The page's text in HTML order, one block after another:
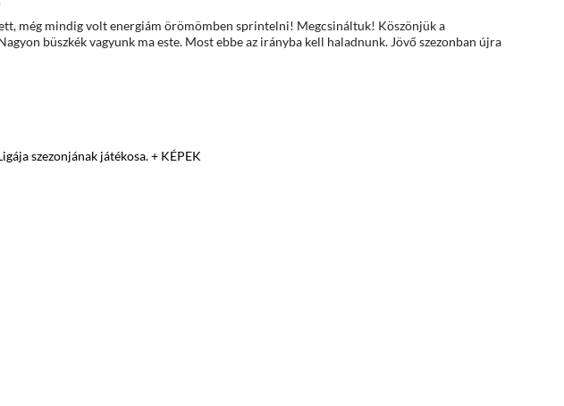
még mindig volt energiám örömömben sprintelni! Megcsináltuk! Köszönjük a
büszkék vagyunk ma este. Most ebbe az irányba kell haladnunk. Jövő szezonban újra
szezonjának játékosa. + KÉPEK